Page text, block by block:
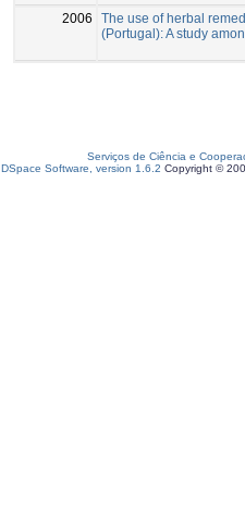
2006
The use of herbal
(Portugal): A study
Serviços de Ciência e
DSpace Software, version 1.6.2 Copyright ©